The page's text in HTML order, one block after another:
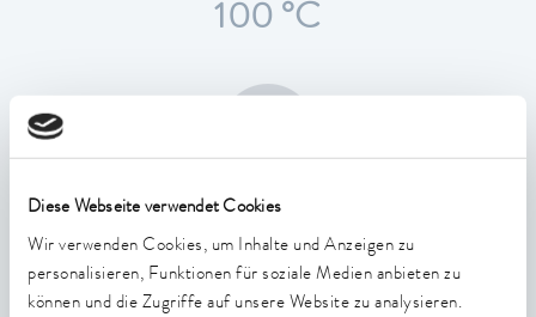
Diese Webseite verwendet Cookies
Wir verwenden Cookies, um Inhalte und Anzeigen zu
personalisieren, Funktionen für soziale Medien anbieten zu
können und die Zugriffe auf unsere Website zu analysieren.
100 °C
Temperaturkonstanz
0.01 ± K